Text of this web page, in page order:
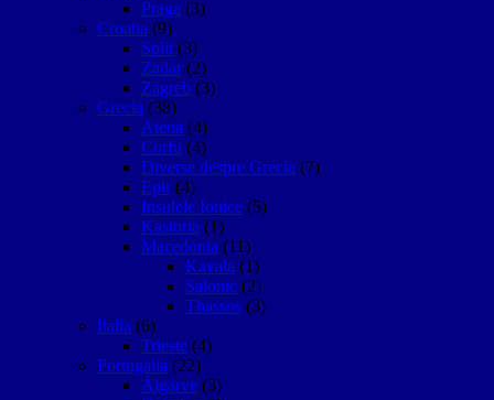
Praga (3)
Croatia (9)
Split (3)
Zadar (2)
Zagreb (3)
Grecia (38)
Atena (4)
Corfu (4)
Diverse despre Grecia (7)
Epir (4)
Insulele Ionice (5)
Kastoria (1)
Macedonia (11)
Kavala (1)
Salonic (2)
Thassos (3)
Italia (6)
Trieste (4)
Portugalia (22)
Algarve (3)